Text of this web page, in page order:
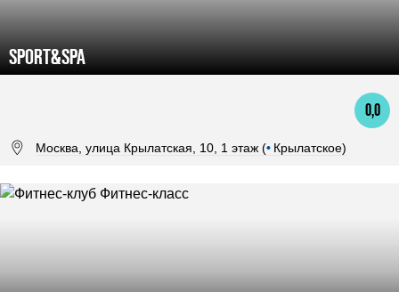
SPORT&SPA
0,0
Москва, улица Крылатская, 10, 1 этаж (• Крылатское)